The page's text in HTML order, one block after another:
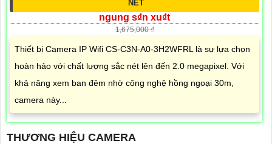
NÉT
ngung s₫n xu₫t
1,675,000 ₫
Thiết bị Camera IP Wifi CS-C3N-A0-3H2WFRL là sự lựa chọn
hoàn hảo với chất lượng sắc nét lên đến 2.0 megapixel. Với
khả năng xem ban đêm nhờ công nghệ hồng ngoại 30m,
camera này...
THƯƠNG HIỆU CAMERA